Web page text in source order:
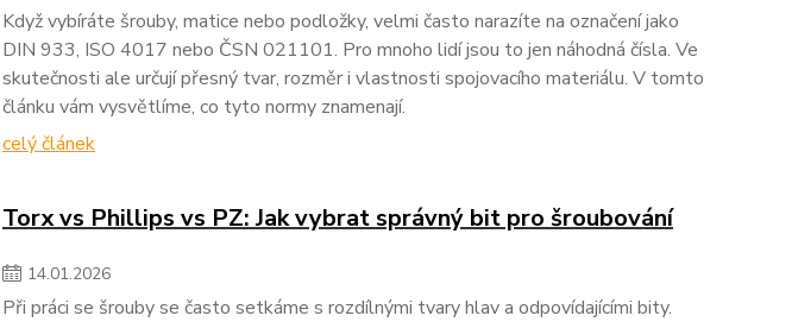
Když vybíráte šrouby, matice nebo podložky, velmi často narazíte na označení jako
DIN 933, ISO 4017 nebo ČSN 021101. Pro mnoho lidí jsou to jen náhodná čísla. Ve
skutečnosti ale určují přesný tvar, rozměr i vlastnosti spojovacího materiálu. V tomto
článku vám vysvětlíme, co tyto normy znamenají.
celý článek
Torx vs Phillips vs PZ: Jak vybrat správný bit pro šroubování
14.01.2026
Při práci se šrouby se často setkáme s rozdílnými tvary hlav a odpovídajícími bity.